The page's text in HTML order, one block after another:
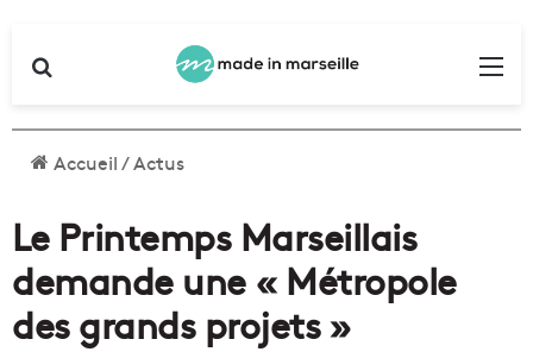
Accueil/Actus
Le Printemps Marseillais
demande une « Métropole
des grands projets »